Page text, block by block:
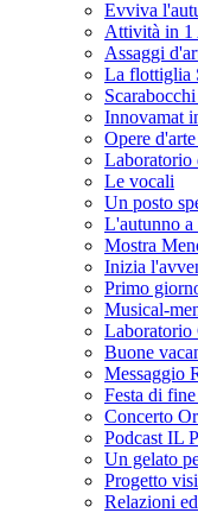
Evviva
Attività in 1
Assaggi
La flottiglia
Innovamat
Opere
Laboratorio
Le vocali
Un posto
L'autunno
Mostra
Inizia
Primo
Musical-
Laboratorio
Buone
Messaggio
Festa di
Concerto
Podcast IL
Un gelato
Progetto
Relazioni